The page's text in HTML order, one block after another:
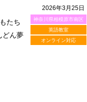
2026年3月25日
神奈川県相模原市南区
英語教室
オンライン対応
たち
どん夢